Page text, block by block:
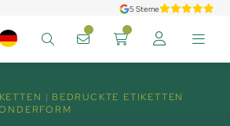
5 Sterne
BEDRUCKTE ETIKETTEN